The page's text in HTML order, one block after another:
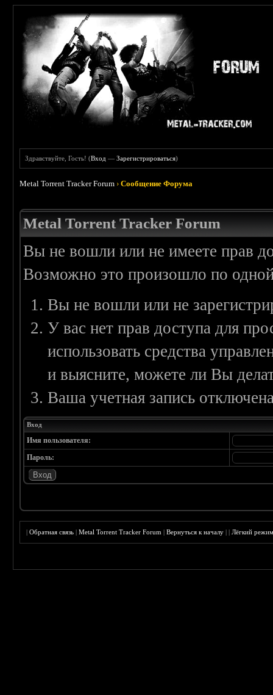
Здравствуйте, Гость! (Вход —Зарегистрироваться)
Metal Torrent Tracker Forum ›Сообщение Форума
Metal Torrent Tracker Forum
Вы не вошли или не имеете прав
Возможно это произошло по
Вы не вошли или не
У вас нет прав доступа для
использовать средства
и выясните, можете ли Вы
Ваша учетная запись
Вход
Имя пользователя:
Пароль:
|Обратная связь |Metal Torrent Tracker Forum |Вернуться к началу ||Лёгкий